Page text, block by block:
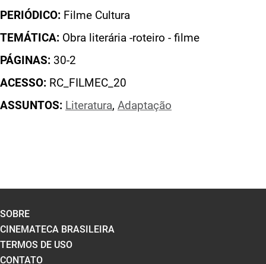
PERIÓDICO: Filme Cultura
TEMÁTICA: Obra literária -roteiro - filme
PÁGINAS: 30-2
ACESSO: RC_FILMEC_20
ASSUNTOS: Literatura, Adaptação
SOBRE
CINEMATECA BRASILEIRA
TERMOS DE USO
CONTATO